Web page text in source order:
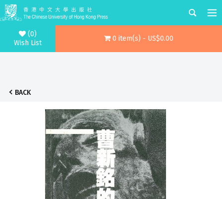
(0)
Wish List
0 item(s) - US$0.00
BACK